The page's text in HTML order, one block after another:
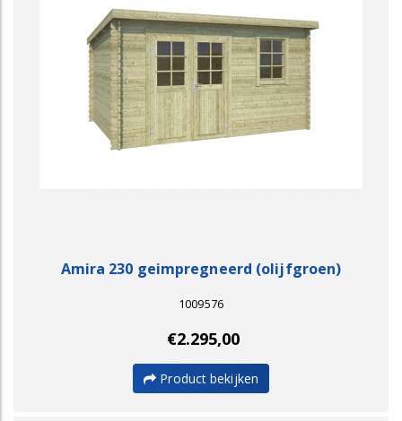
Amira 230 geimpregneerd (olijfgroen)
1009576
€2.295,00
Product bekijken